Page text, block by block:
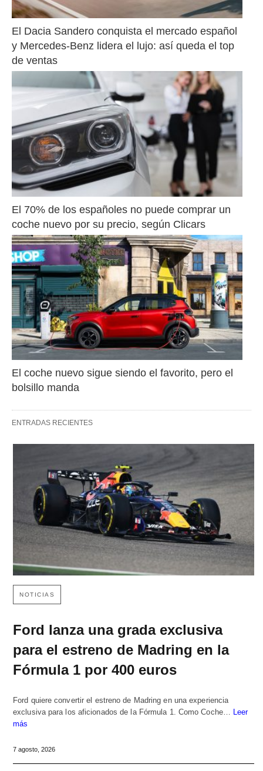
El Dacia Sandero conquista el mercado español
y Mercedes-Benz lidera el lujo: así queda el top
de ventas
El 70% de los españoles no puede comprar un
coche nuevo por su precio, según Clicars
El coche nuevo sigue siendo el favorito, pero el
bolsillo manda
ENTRADAS RECIENTES
NOTICIAS
Ford lanza una grada exclusiva
para el estreno de Madring en la
Fórmula 1 por 400 euros
Ford quiere convertir el estreno de Madring en una experiencia
exclusiva para los aficionados de la Fórmula 1. Como Coche… Leer
más
7 agosto, 2026